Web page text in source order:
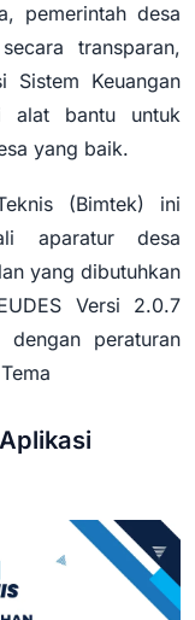
pemerintah desa
transparan,
Sistem Keuangan
alat bantu untuk
yang baik.
(Bimtek) ini
aparatur desa
yang dibutuhkan
Versi 2.0.7
peraturan